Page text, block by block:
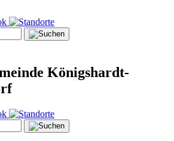
Königshardt-